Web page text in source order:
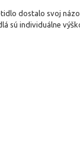
dostalo svoj
sú individuálne